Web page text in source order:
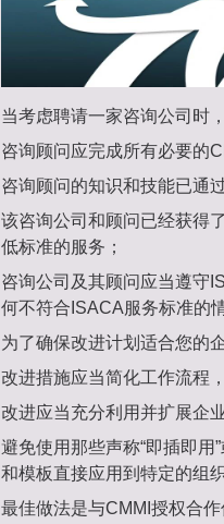
当考虑聘请一家咨询公司时
咨询顾问应完成所有必要的
咨询顾问的知识和技能已通
该咨询公司和顾问已经获得
低标准的服务；
咨询公司及其顾问应当遵守
何不符合ISACA服务标准的
为了确保改进计划适合您的
改进措施应当简化工作流程
改进应当充分利用并扩展企
避免使用那些声称“即插即用
和模板直接应用到特定的组
最佳做法是与CMMI授权合